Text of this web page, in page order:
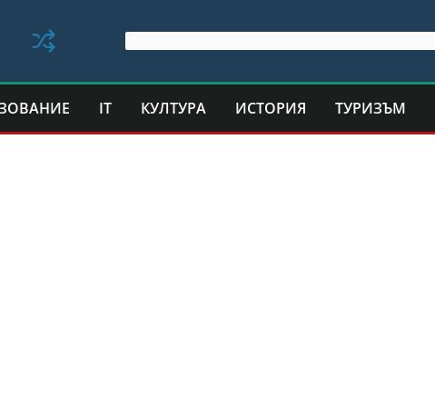
IT КУЛТУРА ИСТОРИЯ ТУРИЗЪМ